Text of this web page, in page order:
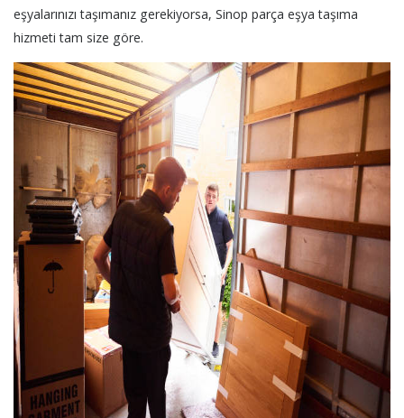
eşyalarınızı taşımanız gerekiyorsa, Sinop parça eşya taşıma
hizmeti tam size göre.